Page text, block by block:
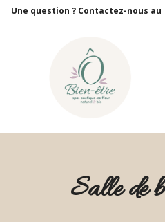
Salle de
Une question ? Contactez-nous au
Panneau de gestion des cookies